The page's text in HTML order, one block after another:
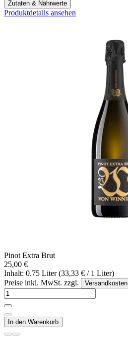
Zutaten & Nährwerte
Produktdetails ansehen
Pinot Extra Brut
25,00 €
Inhalt: 0.75 Liter (33,33 € / 1 Liter)
Preise inkl. MwSt. zzgl.
Versandkosten
In den Warenkorb